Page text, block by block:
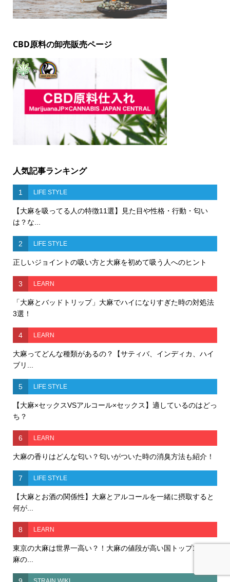
CBD原料の卸売販売ページ
人気記事ランキング
1 LIFE STYLE
【大麻を吸ってる人の特徴11選】見た目や性格・行動・匂い
は？な...
2 LIFE STYLE
正しいジョイントの吸い方と大麻を初めて吸う人へのヒント
3 LEARN
「大麻とバッドトリップ」大麻でハイになりすぎた時の対処法
3選！
4 LEARN
大麻ってどんな種類があるの？【サティバ、インディカ、ハイ
ブリ...
5 LIFE STYLE
【大麻×セックスVSアルコール×セックス】適しているのはどっ
ち？
6 LEARN
大麻の香りはどんな匂い？匂いがついた時の消臭方法も紹介！
7 LIFE STYLE
【大麻とお酒の関係性】大麻とアルコールを一緒に摂取すると
何が...
8 LEARN
東京の大麻は世界一高い？！大麻の値段が高い国トップ10と大
麻の...